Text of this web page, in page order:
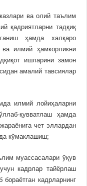
ва олий таълим
қадриятларни тадқиқ
ҳамда халқаро
илмий ҳамкорликни
ишларини замон
амалий тавсиялар
илмий лойиҳаларни
қувватлаш ҳамда
чет эллардан
кўмаклашиш;
муассасалари ўқув
кадрлар тайёрлаш
кадрларнинг